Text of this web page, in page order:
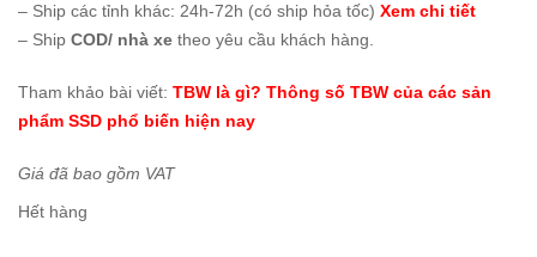
– Ship các tỉnh khác: 24h-72h (có ship hỏa tốc) Xem chi tiết
– Ship COD/ nhà xe theo yêu cầu khách hàng.
Tham khảo bài viết: TBW là gì? Thông số TBW của các sản
phẩm SSD phổ biến hiện nay
Giá đã bao gồm VAT
Hết hàng